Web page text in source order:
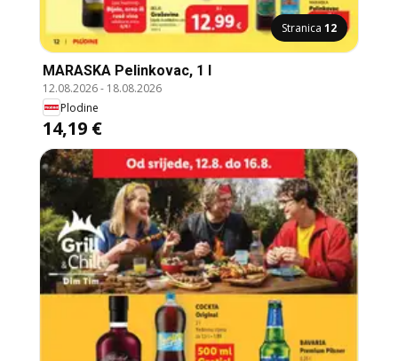
Stranica 12
MARASKA Pelinkovac, 1 l
12.08.2026- 18.08.2026
Plodine
14,19 €